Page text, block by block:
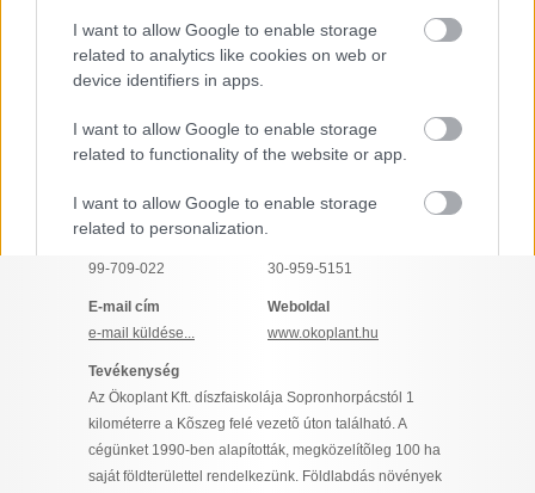
I want to allow Google to enable storage
related to analytics like cookies on web or
device identifiers in apps.
I want to allow Google to enable storage
related to functionality of the website or app.
I want to allow Google to enable storage
related to personalization.
I want to allow Google to enable storage
related to security, including authentication
functionality and fraud prevention, and other
CONFIRM
Ökoplant Kft.
megye
99-709-022
30-959-5151
E-mail cím
e-mail küldése...
Weboldal
www.okoplant.hu
Tevékenység
Az Ökoplant Kft. díszfaiskolája Sopronhorpácstól 1
kilométerre a Kõszeg felé vezetõ úton található. A
cégünket 1990-ben alapították, megközelítõleg 100 ha
saját földterülettel rendelkezünk. Földlabdás növények